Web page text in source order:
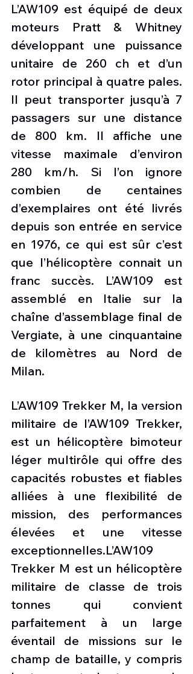
L’AW109 est équipé de deux
moteurs Pratt & Whitney
développant une puissance
unitaire de 260 ch et d’un
rotor principal à quatre pales.
Il peut transporter jusqu’à 7
passagers sur une distance
de 800 km. Il affiche une
vitesse maximale d’environ
280 km/h. Si l’on ignore
combien de centaines
d’exemplaires ont été livrés
depuis son entrée en service
en 1976, ce qui est sûr c’est
que l’hélicoptère connait un
franc succès. L’AW109 est
assemblé en Italie sur la
chaîne d’assemblage final de
Vergiate, à une cinquantaine
de kilomètres au Nord de
Milan.
​L’AW109 Trekker M, la version
militaire de l’AW109 Trekker,
est un hélicoptère bimoteur
léger multirôle qui offre des
capacités robustes et fiables
alliées à une flexibilité de
mission, des performances
élevées et une vitesse
exceptionnelles.L’AW109
Trekker M est un hélicoptère
militaire de classe de trois
tonnes qui convient
parfaitement à un large
éventail de missions sur le
champ de bataille, y compris